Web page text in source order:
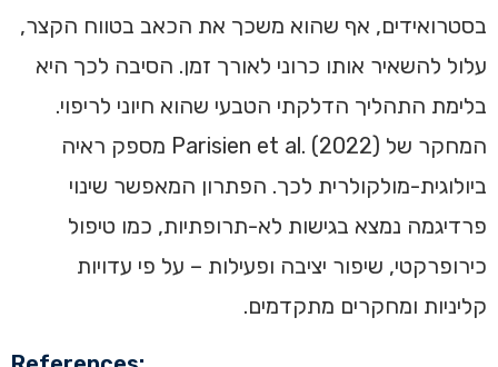
בסטרואידים, אף שהוא משכך את הכאב בטווח הקצר,
עלול להשאיר אותו כרוני לאורך זמן. הסיבה לכך היא
בלימת התהליך הדלקתי הטבעי שהוא חיוני לריפוי.
המחקר של Parisien et al. (2022) מספק ראיה
ביולוגית-מולקולרית לכך. הפתרון המאפשר שינוי
פרדיגמה נמצא בגישות לא-תרופתיות, כמו טיפול
כירופרקטי, שיפור יציבה ופעילות – על פי עדויות
קליניות ומחקרים מתקדמים.